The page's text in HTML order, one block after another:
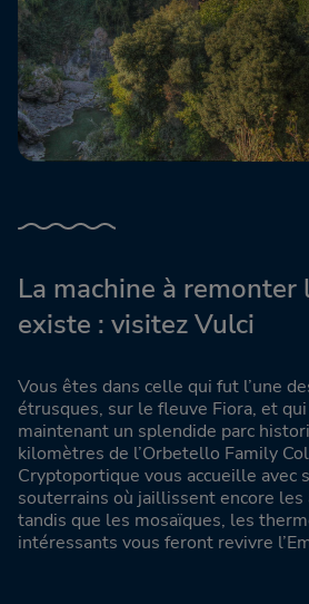
La machine à remonter
existe : visitez Vulci
Vous êtes dans celle qui fut l’une
étrusques, sur le fleuve Fiora, et
maintenant un splendide parc
kilomètres de l’Orbetello Family
Cryptoportique vous accueille avec
souterrains où jaillissent encore les
tandis que les mosaïques, les
intéressants vous feront revivre